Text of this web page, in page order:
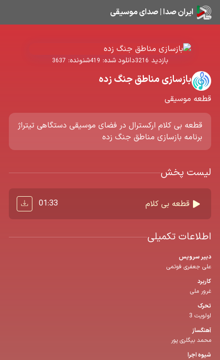
ایران صدا | صدای موسیقی
بازدید 3216دانلود شده: 419شنونده: 3637
بازسازی مناطق جنگ زده
قطعه موسیقی
قطعه بی کلام ارکسترال در فضای موسیقی دستگاهی تیتراژ
برنامه بازسازی مناطق جنگ زده
لیست پخش
قطعه بی کلام 01:33
اطلاعات تکمیلی
دبیر سرویس
علی جعفری فوتمی
کاربرد
غرور ملی
تحرک
اولویت 3
آهنگساز
محمد بیگلری پور
شیوه اجرا